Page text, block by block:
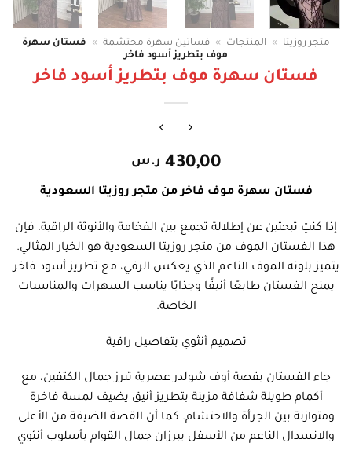
متجر روزيتا » المنتجات » فساتين سهرة محتشمة »
فستان سهرة
موف بتطريز أسود فاخر
فستان سهرة موف بتطريز أسود فاخر
430,00 ر.س
فستان سهرة موف فاخر من متجر روزيتا السعودية
إذا كنتِ تبحثين عن إطلالة تجمع بين الفخامة والأنوثة الراقية، فإن
هذا الفستان الموف من متجر روزيتا السعودية هو الخيار المثالي.
يتميز بلونه الموف الناعم الذي يعكس الرقي، مع تطريز أسود فاخر
يمنح الفستان طابعًا أنيقًا وجذابًا يناسب السهرات والمناسبات
الخاصة.
تصميم أنثوي بتفاصيل راقية
جاء الفستان بقصة أوف شولدر عصرية تبرز جمال الكتفين، مع
أكمام طويلة شفافة مزينة بتطريز أنيق يضيف لمسة فاخرة
ومتوازنة بين الجرأة والاحتشام. كما أن القصة الضيقة من الأعلى
والانسدال الناعم من الأسفل يبرزان جمال القوام بأسلوب أنثوي